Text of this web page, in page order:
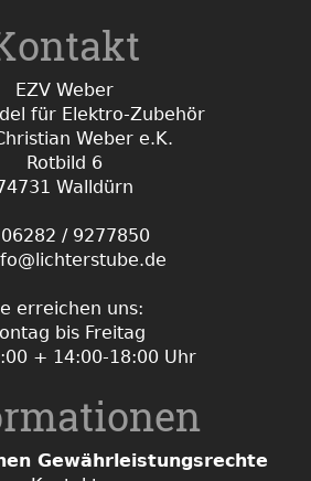
EZV Weber
für Elektro-Zubehör
Weber e.K.
Rotbild 6
Walldürn
06282 / 9277850
erreichen uns:
bis Freitag
+ 14:00-18:00 Uhr
Gewährleistungsrechte